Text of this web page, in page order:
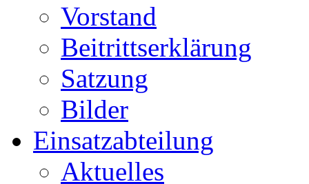
Vorstand
Beitrittserklärung
Satzung
Bilder
Einsatzabteilung
Aktuelles